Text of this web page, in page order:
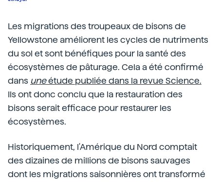
Les migrations des troupeaux de bisons de
Yellowstone améliorent les cycles de nutriments
du sol et sont bénéfiques pour la santé des
écosystèmes de pâturage. Cela a été confirmé
dans uneétude publiée dans la revue Science.
Ils ont donc conclu que la restauration des
bisons serait efficace pour restaurer les
écosystèmes.
Historiquement, l'Amérique du Nord comptait
des dizaines de millions de bisons sauvages
dont les migrations saisonnières ont transformé